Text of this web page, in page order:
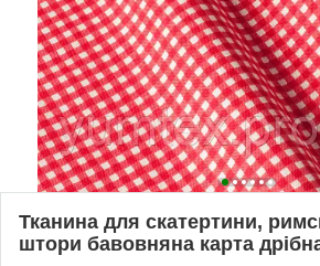
Тканина для скатертини,
штори бавовняна карта